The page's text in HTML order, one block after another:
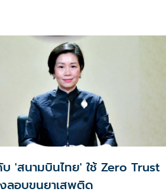
บ 'สนามบินไทย' ใช้ Zero Trust
ลอบขนยาเสพติด